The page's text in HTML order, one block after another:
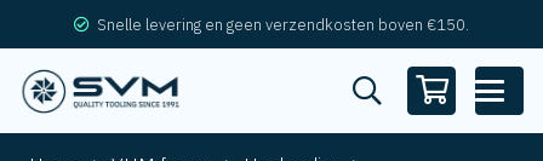
Snelle levering en geen verzendkosten boven €150.